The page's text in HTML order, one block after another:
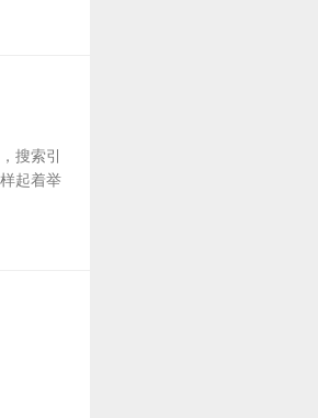
搜索引
起着举